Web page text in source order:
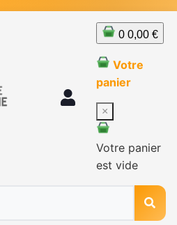
0 0,00 €
Votre
panier
×
Votre panier
est vide